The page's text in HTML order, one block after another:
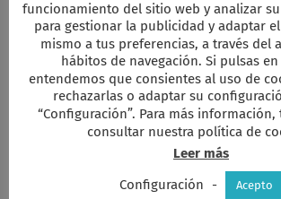
devolver aos Xavante 165.000 hectares.
Isto provocou revolta em fazendeiros
locais que, ainda em 1992,
área ficando com as maiores e
buscando famílias de sem-terra ou
ocupar o restante, para dizer que a
destinação social.
Em 1993, a área foi declarada Terra
1998, já demarcada, foi homologada
funcionamiento del sitio web y analizar
para gestionar la publicidad y adaptar
mismo a tus preferencias, a través del
hábitos de navegación. Si pulsas en
entendemos que consientes al uso de
rechazarlas o adaptar su
“Configuración”. Para más
consultar nuestra política de
Leer más
Configuración
- Acepto